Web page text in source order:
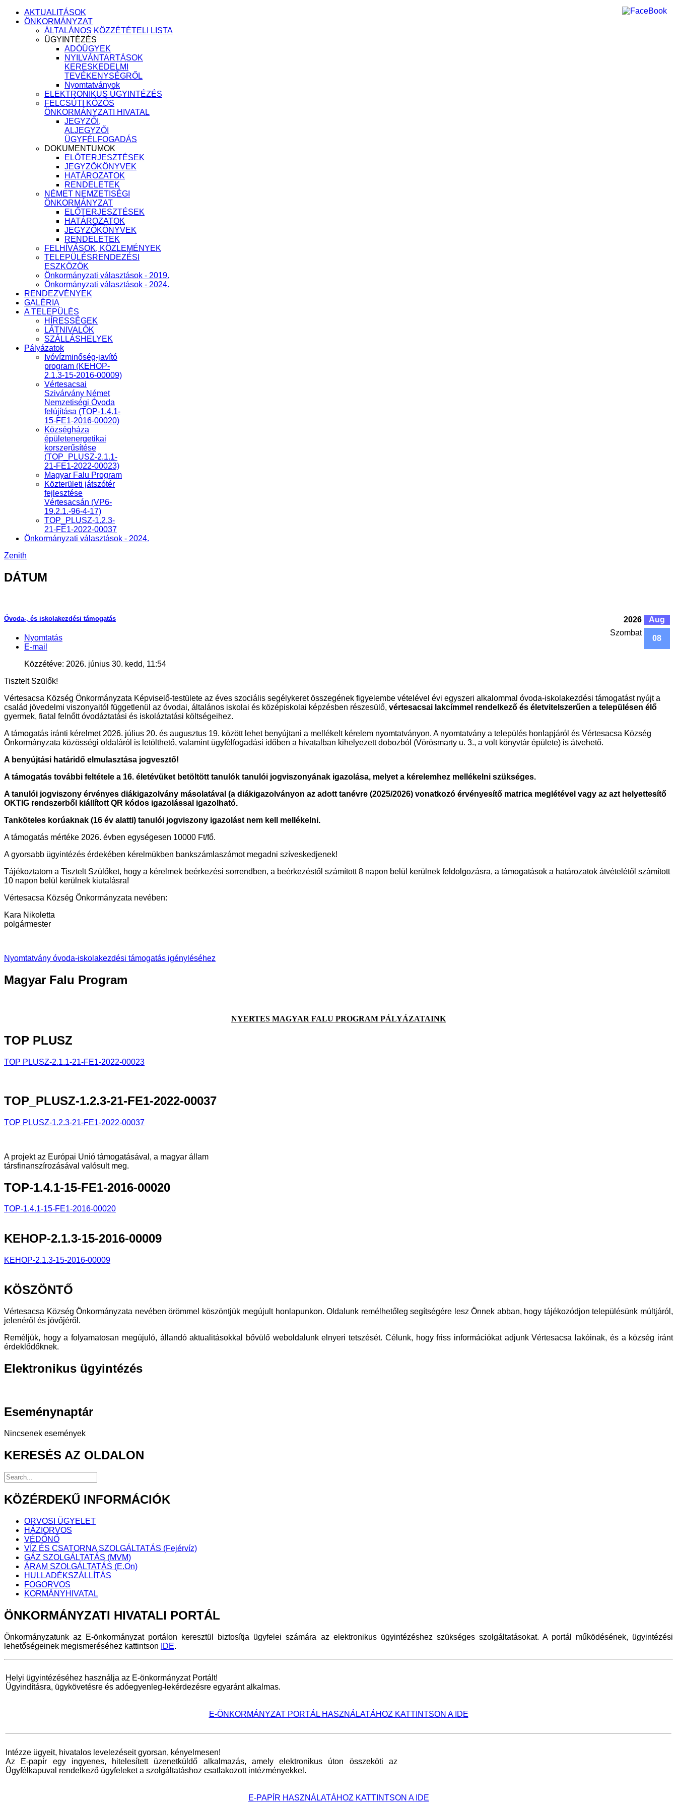
AKTUALITÁSOK
ÖNKORMÁNYZAT
ÁLTALÁNOS KÖZZÉTÉTELI LISTA
ÜGYINTÉZÉS
ADÓÜGYEK
NYILVÁNTARTÁSOK
KERESKEDELMI
TEVÉKENYSÉGRŐL
Nyomtatványok
ELEKTRONIKUS ÜGYINTÉZÉS
FELCSÚTI KÖZÖS
ÖNKORMÁNYZATI HIVATAL
JEGYZŐI,
ALJEGYZŐI
ÜGYFÉLFOGADÁS
DOKUMENTUMOK
ELŐTERJESZTÉSEK
JEGYZŐKÖNYVEK
HATÁROZATOK
RENDELETEK
NÉMET NEMZETISÉGI
ÖNKORMÁNYZAT
ELŐTERJESZTÉSEK
HATÁROZATOK
JEGYZŐKÖNYVEK
RENDELETEK
FELHÍVÁSOK, KÖZLEMÉNYEK
TELEPÜLÉSRENDEZÉSI
ESZKÖZÖK
Önkormányzati választások - 2019.
Önkormányzati választások - 2024.
RENDEZVÉNYEK
GALÉRIA
A TELEPÜLÉS
HÍRESSÉGEK
LÁTNIVALÓK
SZÁLLÁSHELYEK
Pályázatok
Ivóvízminőség-javító
program (KEHOP-
2.1.3-15-2016-00009)
Vértesacsai
Szivárvány Német
Nemzetiségi Óvoda
felújítása (TOP-1.4.1-
15-FE1-2016-00020)
Községháza
épületenergetikai
korszerűsítése
(TOP_PLUSZ-2.1.1-
21-FE1-2022-00023)
Magyar Falu Program
Közterületi játszótér
fejlesztése
Vértesacsán (VP6-
19.2.1.-96-4-17)
TOP_PLUSZ-1.2.3-
21-FE1-2022-00037
Önkormányzati választások - 2024.
Zenith
DÁTUM
2026
Aug
Szombat
08
Óvoda-, és iskolakezdési támogatás
Nyomtatás
E-mail
Közzétéve: 2026. június 30. kedd, 11:54
Tisztelt Szülők!
Vértesacsa Község Önkormányzata Képviselő-testülete az éves szociális segélykeret összegének figyelembe vételével évi egyszeri alkalommal óvoda-iskolakezdési támogatást nyújt a
család jövedelmi viszonyaitól függetlenül az óvodai, általános iskolai és középiskolai képzésben részesülő, vértesacsai lakcímmel rendelkező és életvitelszerűen a településen élő
gyermek, fiatal felnőtt óvodáztatási és iskoláztatási költségeihez.
A támogatás iránti kérelmet 2026. július 20. és augusztus 19. között lehet benyújtani a mellékelt kérelem nyomtatványon. A nyomtatvány a település honlapjáról és Vértesacsa Község
Önkormányzata közösségi oldaláról is letölthető, valamint ügyfélfogadási időben a hivatalban kihelyezett dobozból (Vörösmarty u. 3., a volt könyvtár épülete) is átvehető.
A benyújtási határidő elmulasztása jogvesztő!
A támogatás további feltétele a 16. életévüket betöltött tanulók tanulói jogviszonyának igazolása, melyet a kérelemhez mellékelni szükséges.
A tanulói jogviszony érvényes diákigazolvány másolatával (a diákigazolványon az adott tanévre (2025/2026) vonatkozó érvényesítő matrica meglétével vagy az azt helyettesítő
OKTIG rendszerből kiállított QR kódos igazolással igazolható.
Tanköteles korúaknak (16 év alatti) tanulói jogviszony igazolást nem kell mellékelni.
A támogatás mértéke 2026. évben egységesen 10000 Ft/fő.
A gyorsabb ügyintézés érdekében kérelmükben bankszámlaszámot megadni szíveskedjenek!
Tájékoztatom a Tisztelt Szülőket, hogy a kérelmek beérkezési sorrendben, a beérkezéstől számított 8 napon belül kerülnek feldolgozásra, a támogatások a határozatok átvételétől számított
10 napon belül kerülnek kiutalásra!
Vértesacsa Község Önkormányzata nevében:
Kara Nikoletta
polgármester
Nyomtatvány óvoda-iskolakezdési támogatás igényléséhez
Magyar Falu Program
NYERTES MAGYAR FALU PROGRAM PÁLYÁZATAINK
TOP PLUSZ
TOP PLUSZ-2.1.1-21-FE1-2022-00023
TOP_PLUSZ-1.2.3-21-FE1-2022-00037
TOP PLUSZ-1.2.3-21-FE1-2022-00037
A projekt az Európai Unió támogatásával, a magyar állam
társfinanszírozásával valósult meg.
TOP-1.4.1-15-FE1-2016-00020
TOP-1.4.1-15-FE1-2016-00020
KEHOP-2.1.3-15-2016-00009
KEHOP-2.1.3-15-2016-00009
KÖSZÖNTŐ
Vértesacsa Község Önkormányzata nevében örömmel köszöntjük megújult honlapunkon. Oldalunk remélhetőleg segítségére lesz Önnek abban, hogy tájékozódjon településünk múltjáról,
jelenéről és jövőjéről.
Reméljük, hogy a folyamatosan megújuló, állandó aktualitásokkal bővülő weboldalunk elnyeri tetszését. Célunk, hogy friss információkat adjunk Vértesacsa lakóinak, és a község iránt
érdeklődőknek.
Elektronikus ügyintézés
Eseménynaptár
Nincsenek események
KERESÉS AZ OLDALON
KÖZÉRDEKŰ INFORMÁCIÓK
ORVOSI ÜGYELET
HÁZIORVOS
VÉDŐNŐ
VÍZ ÉS CSATORNA SZOLGÁLTATÁS (Fejérvíz)
GÁZ SZOLGÁLTATÁS (MVM)
ÁRAM SZOLGÁLTATÁS (E.On)
HULLADÉKSZÁLLÍTÁS
FOGORVOS
KORMÁNYHIVATAL
ÖNKORMÁNYZATI HIVATALI PORTÁL
Önkormányzatunk az E-önkormányzat portálon keresztül biztosítja ügyfelei számára az elektronikus ügyintézéshez szükséges szolgáltatásokat. A portál működésének, ügyintézési
lehetőségeinek megismeréséhez kattintson
IDE.
Helyi ügyintézéséhez használja az E-önkormányzat Portált!
Ügyindításra, ügykövetésre és adóegyenleg-lekérdezésre egyaránt alkalmas.
E-ÖNKORMÁNYZAT PORTÁL HASZNÁLATÁHOZ KATTINTSON A IDE
Intézze ügyeit, hivatalos levelezéseit gyorsan, kényelmesen!
Az E-papír egy ingyenes, hitelesített üzenetküldő alkalmazás, amely elektronikus úton összeköti az
Ügyfélkapuval rendelkező ügyfeleket a szolgáltatáshoz csatlakozott intézményekkel.
E-PAPÍR HASZNÁLATÁHOZ KATTINTSON A IDE